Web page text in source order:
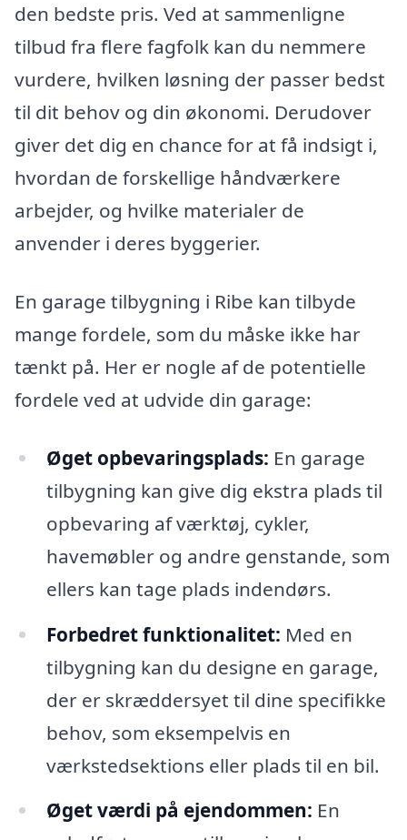
den bedste pris. Ved at sammenligne
tilbud fra flere fagfolk kan du nemmere
vurdere, hvilken løsning der passer bedst
til dit behov og din økonomi. Derudover
giver det dig en chance for at få indsigt i,
hvordan de forskellige håndværkere
arbejder, og hvilke materialer de
anvender i deres byggerier.
En garage tilbygning i Ribe kan tilbyde
mange fordele, som du måske ikke har
tænkt på. Her er nogle af de potentielle
fordele ved at udvide din garage:
Øget opbevaringsplads: En garage
tilbygning kan give dig ekstra plads til
opbevaring af værktøj, cykler,
havemøbler og andre genstande, som
ellers kan tage plads indendørs.
Forbedret funktionalitet: Med en
tilbygning kan du designe en garage,
der er skræddersyet til dine specifikke
behov, som eksempelvis en
værkstedsektions eller plads til en bil.
Øget værdi på ejendommen: En